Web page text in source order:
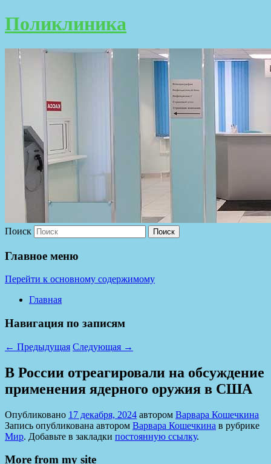
Поликлиника
Поиск
Главное меню
Перейти к основному содержимому
Главная
Навигация по записям
← Предыдущая Следующая →
В России отреагировали на обсуждение
применения ядерного оружия в США
Опубликовано 17 декабря, 2024 автором Варвара Кошечкина
Запись опубликована автором Варвара Кошечкина в рубрике
Мир. Добавьте в закладки постоянную ссылку.
More from my site